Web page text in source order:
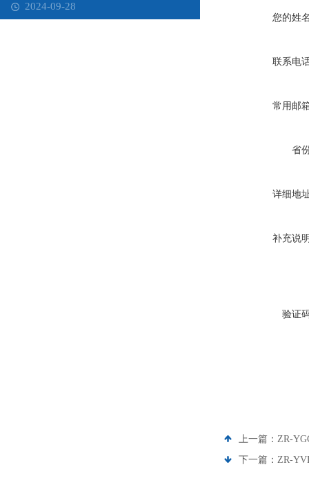
2024-09-28
您的姓
联系电
常用邮
省
详细地
补充说
验证
上一篇： ZR-
下一篇： ZR-